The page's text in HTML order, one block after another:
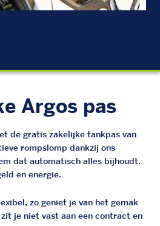
Argos pas
de gratis zakelijke tankpas van
rompslomp dankzij ons
dat automatisch alles bijhoudt.
en energie.
zo geniet je van het gemak
je niet vast aan een contract en